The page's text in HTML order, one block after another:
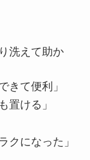
洗えて助か
きて便利」
置ける」
クになった」